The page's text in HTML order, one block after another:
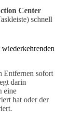
Center
schnell
Entfernen sofort
darin
eine
hat oder der